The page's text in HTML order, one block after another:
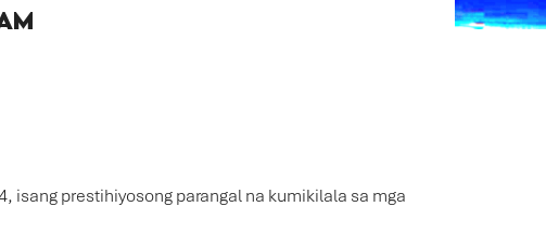
isang prestihiyosong parangal na kumikilala sa mga